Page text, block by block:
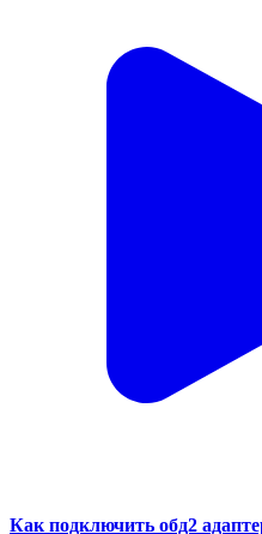
Как подключить обд2